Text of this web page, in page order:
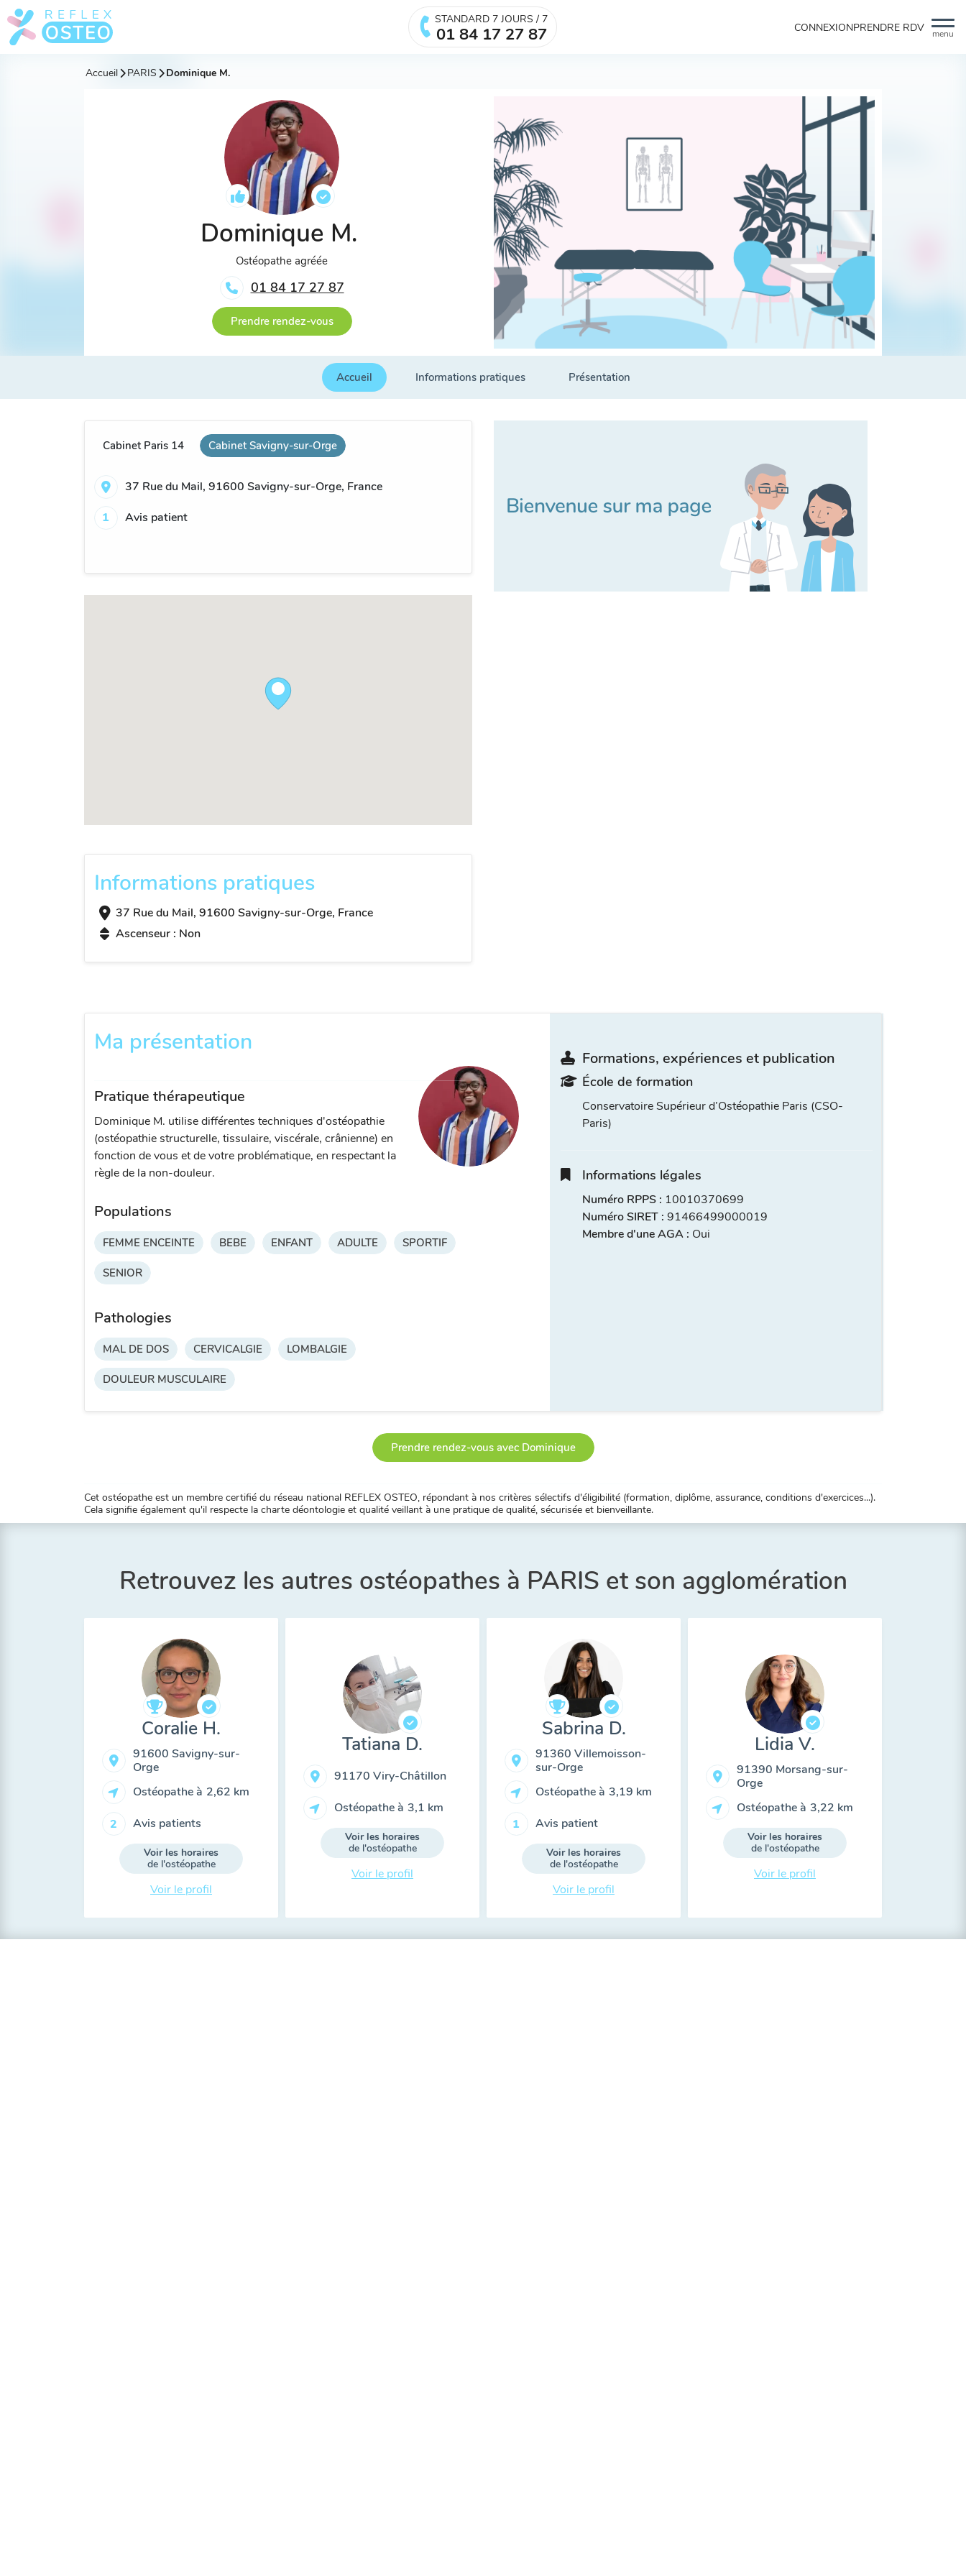
menu
STANDARD 7 JOURS / 7
01 84 17 27 87 CONNEXIONPRENDRE RDV
Accueil PARIS Dominique M.
Dominique M.
Ostéopathe agréée
01 84 17 27 87
Prendre rendez-vous
Accueil Informations pratiques Présentation
Cabinet Paris 14 Cabinet Savigny-sur-Orge
37 Rue du Mail, 91600 Savigny-sur-Orge, France
1
Avis patient
Informations pratiques
37 Rue du Mail, 91600 Savigny-sur-Orge, France
Ascenseur : Non
Ma présentation
Pratique thérapeutique
Dominique M. utilise différentes techniques d'ostéopathie
(ostéopathie structurelle, tissulaire, viscérale, crânienne) en
fonction de vous et de votre problématique, en respectant la
règle de la non-douleur.
Populations
FEMME ENCEINTE BEBE ENFANT ADULTE SPORTIF
SENIOR
Pathologies
MAL DE DOS CERVICALGIE LOMBALGIE
DOULEUR MUSCULAIRE
Formations, expériences et publication
École de formation
Conservatoire Supérieur d’Ostéopathie Paris (CSO-
Paris)
Informations légales
Numéro RPPS : 10010370699
Numéro SIRET : 91466499000019
Membre d'une AGA : Oui
Prendre rendez-vous avec Dominique
Cet ostéopathe est un membre certifié du réseau national REFLEX OSTEO, répondant à nos critères sélectifs d'éligibilité (formation, diplôme, assurance, conditions d'exercices...).
Cela signifie également qu'il respecte la charte déontologie et qualité veillant à une pratique de qualité, sécurisée et bienveillante.
Retrouvez les autres ostéopathes à PARIS et son agglomération
Coralie H.
91600 Savigny-sur-
Orge
Ostéopathe à 2,62 km
2 Avis patients
Voir les horaires
de l'ostéopathe
Voir le profil
Tatiana D.
91170 Viry-Châtillon
Ostéopathe à 3,1 km
Voir les horaires
de l'ostéopathe
Voir le profil
Sabrina D.
91360 Villemoisson-
sur-Orge
Ostéopathe à 3,19 km
1 Avis patient
Voir les horaires
de l'ostéopathe
Voir le profil
Lidia V.
91390 Morsang-sur-
Orge
Ostéopathe à 3,22 km
Voir les horaires
de l'ostéopathe
Voir le profil